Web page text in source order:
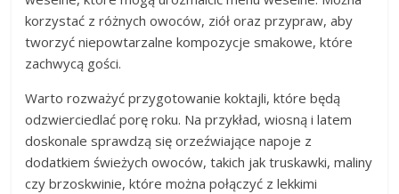
korzystać z różnych owoców, ziół oraz przypraw, aby
tworzyć niepowtarzalne kompozycje smakowe, które
zachwycą gości.
Warto rozważyć przygotowanie koktajli, które będą
odzwierciedlać porę roku. Na przykład, wiosną i latem
doskonale sprawdzą się orzeźwiające napoje z
dodatkiem świeżych owoców, takich jak truskawki, maliny
czy brzoskwinie, które można połączyć z lekkimi